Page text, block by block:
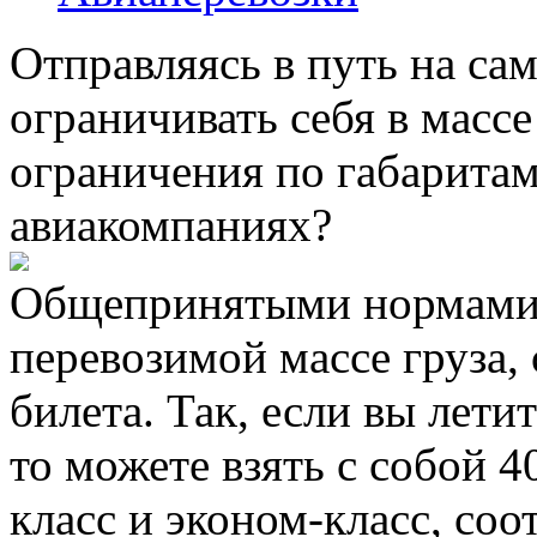
Отправляясь в путь на
ограничивать себя в
ограничения по
авиакомпаниях?
Общепринятыми
перевозимой массе
билета. Так, если вы
то можете взять с собой
класс и эконом-класс,